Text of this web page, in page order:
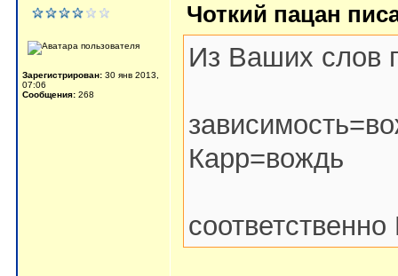
Зарегистрирован: 30 янв 2013,
07:06
Сообщения: 268
Чоткий пацан
Из Ваших слов
Карр=вождь